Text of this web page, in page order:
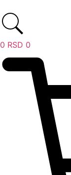
0 RSD 0